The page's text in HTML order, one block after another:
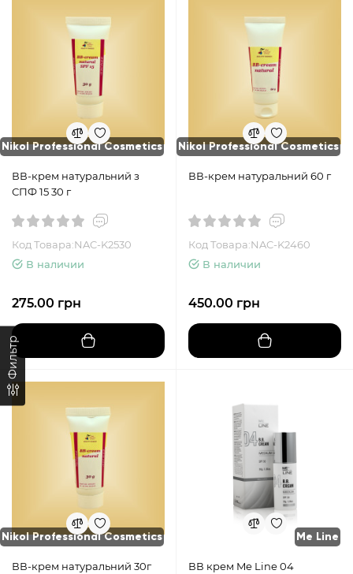
Фильтр
Nikol Professional Cosmetics
ВВ-крем натуральний з
СПФ 15 30 г
Код Товара:NAC-K2530
В наличии
275.00 грн
Nikol Professional Cosmetics
ВВ-крем натуральний 60 г
Код Товара:NAC-K2460
В наличии
450.00 грн
Nikol Professional Cosmetics
ВВ-крем натуральний 30г
Me Line
ВВ крем Me Line 04